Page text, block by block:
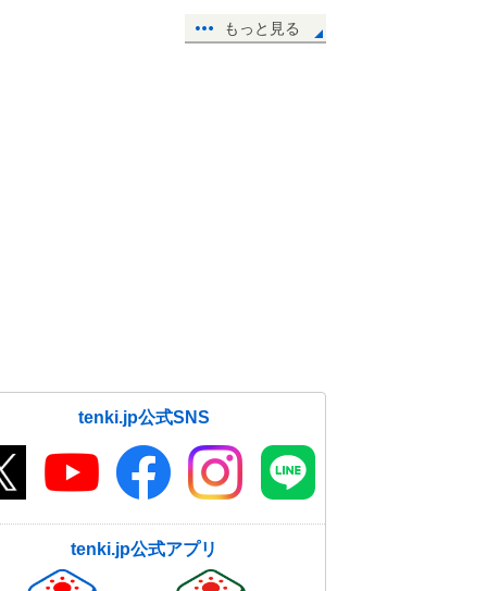
もっと見る
tenki.jp公式SNS
tenki.jp公式アプリ